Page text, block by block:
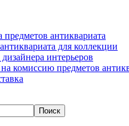
предметов антиквариата
для коллекции
интерьеров
комиссию предметов